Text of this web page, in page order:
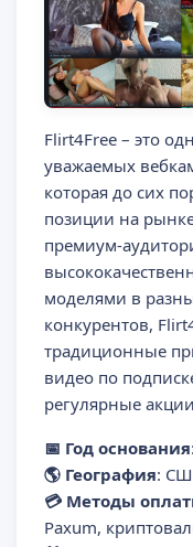
Flirt4Free – это
уважаемых
которая до сих
позиции на
премиум-
моделями в
конкурентов,
традиционные
видео по
регулярные
📅 Год основания
🌎 География:
💳 Методы
Paxum,